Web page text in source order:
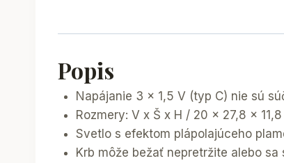
Popis
Napájanie 3 x 1,5 V (typ C) nie sú
Rozmery: V x Š x H / 20 x 27,8 x
Svetlo s efektom plápolajúceho
Krb môže bežať nepretržite alebo